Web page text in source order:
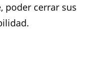
poder cerrar sus